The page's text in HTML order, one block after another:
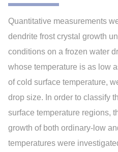
Quantitative measurements
dendrite frost crystal growth
conditions on a frozen water
whose temperature is as low
of cold surface temperature,
drop size. In order to classify
surface temperature regions,
growth of both ordinary-low
temperatures were